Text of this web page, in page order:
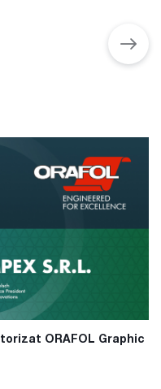
ORAFOL Graphic